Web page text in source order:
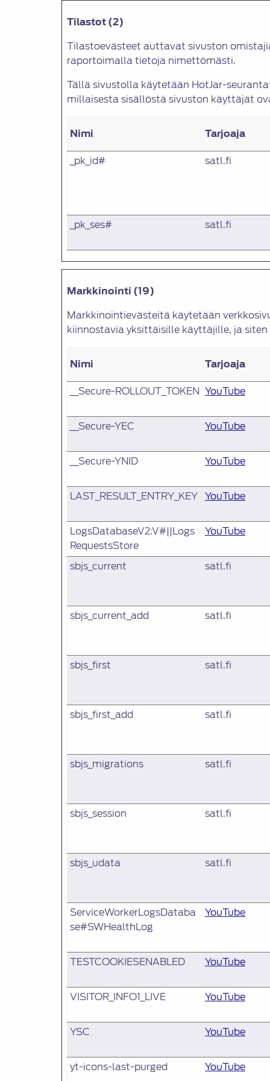
Tilastot (2)
Tilastoevästeet auttavat sivuston
raportoimalla tietoja nimettömästi.
Tällä sivustolla käytetään HotJar-
millaisesta sisällöstä sivuston käyttäjät
Nimi
Tarjoaja
_pk_id#
satl.fi
_pk_ses# satl.fi
Markkinointi (19)
Markkinointievästeitä käytetään
kiinnostavia yksittäisille käyttäjille, ja
Nimi
Tarjoaja
__Secure-ROLLOUT_TOKEN YouTube
__Secure-YEC YouTube
__Secure-YNID YouTube
LAST_RESULT_ENTRY_KEY YouTube
LogsDatabaseV2:V#||Logs
RequestsStore
YouTube
sbjs_current satl.fi
sbjs_current_add satl.fi
sbjs_first satl.fi
sbjs_first_add satl.fi
sbjs_migrations satl.fi
sbjs_session satl.fi
sbjs_udata satl.fi
ServiceWorkerLogsDataba
se#SWHealthLog
YouTube
TESTCOOKIESENABLED YouTube
VISITOR_INFO1_LIVE YouTube
YSC YouTube
yt-icons-last-purged YouTube